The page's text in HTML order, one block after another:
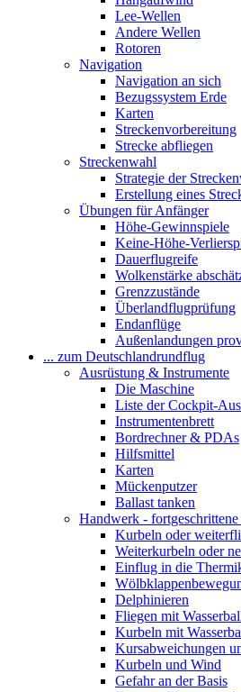
Lee-Wellen
Andere Wellen
Rotoren
Navigation
Navigation an sich
Bezugssystem Erde
Karten
Streckenvorbereitung
Strecke abfliegen
Streckenwahl
Strategie der
Erstellung eines
Übungen für Anfänger
Höhe-Gewinnspiele
Keine-Höhe-
Dauerflugreife
Wolkenstärke
Grenzzustände
Überlandflugprüfung
Endanflüge
Außenlandungen
... zum Deutschlandrundflug
Ausrüstung & Instrumente
Die Maschine
Liste der Cockpit-
Instrumentenbrett
Bordrechner & PDAs
Hilfsmittel
Karten
Mückenputzer
Ballast tanken
Handwerk - fortgeschrittene
Kurbeln oder
Weiterkurbeln oder
Einflug in die
Delphinieren
Fliegen mit
Kurbeln mit
Kursabweichungen
Kurbeln und Wind
Gefahr an der Basis